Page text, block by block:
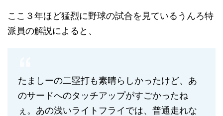
ここ３年ほど猛烈に野球の試合を見ているうんろ特
派員の解説によると、
たましーの二塁打も素晴らしかったけど、あ
のサードへのタッチアップがすごかったね
ぇ。あの浅いライトフライでは、普通走れな